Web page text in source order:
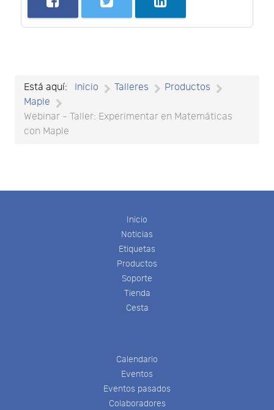
Está aquí: Inicio Talleres
Productos
Maple
Webinar - Taller: Experimentar en Matemáticas
con Maple
Inicio
Noticias
Etiquetas
Productos
Soporte
Tienda
Cesta
Calendario
Eventos
Eventos pasados
Colaboradores